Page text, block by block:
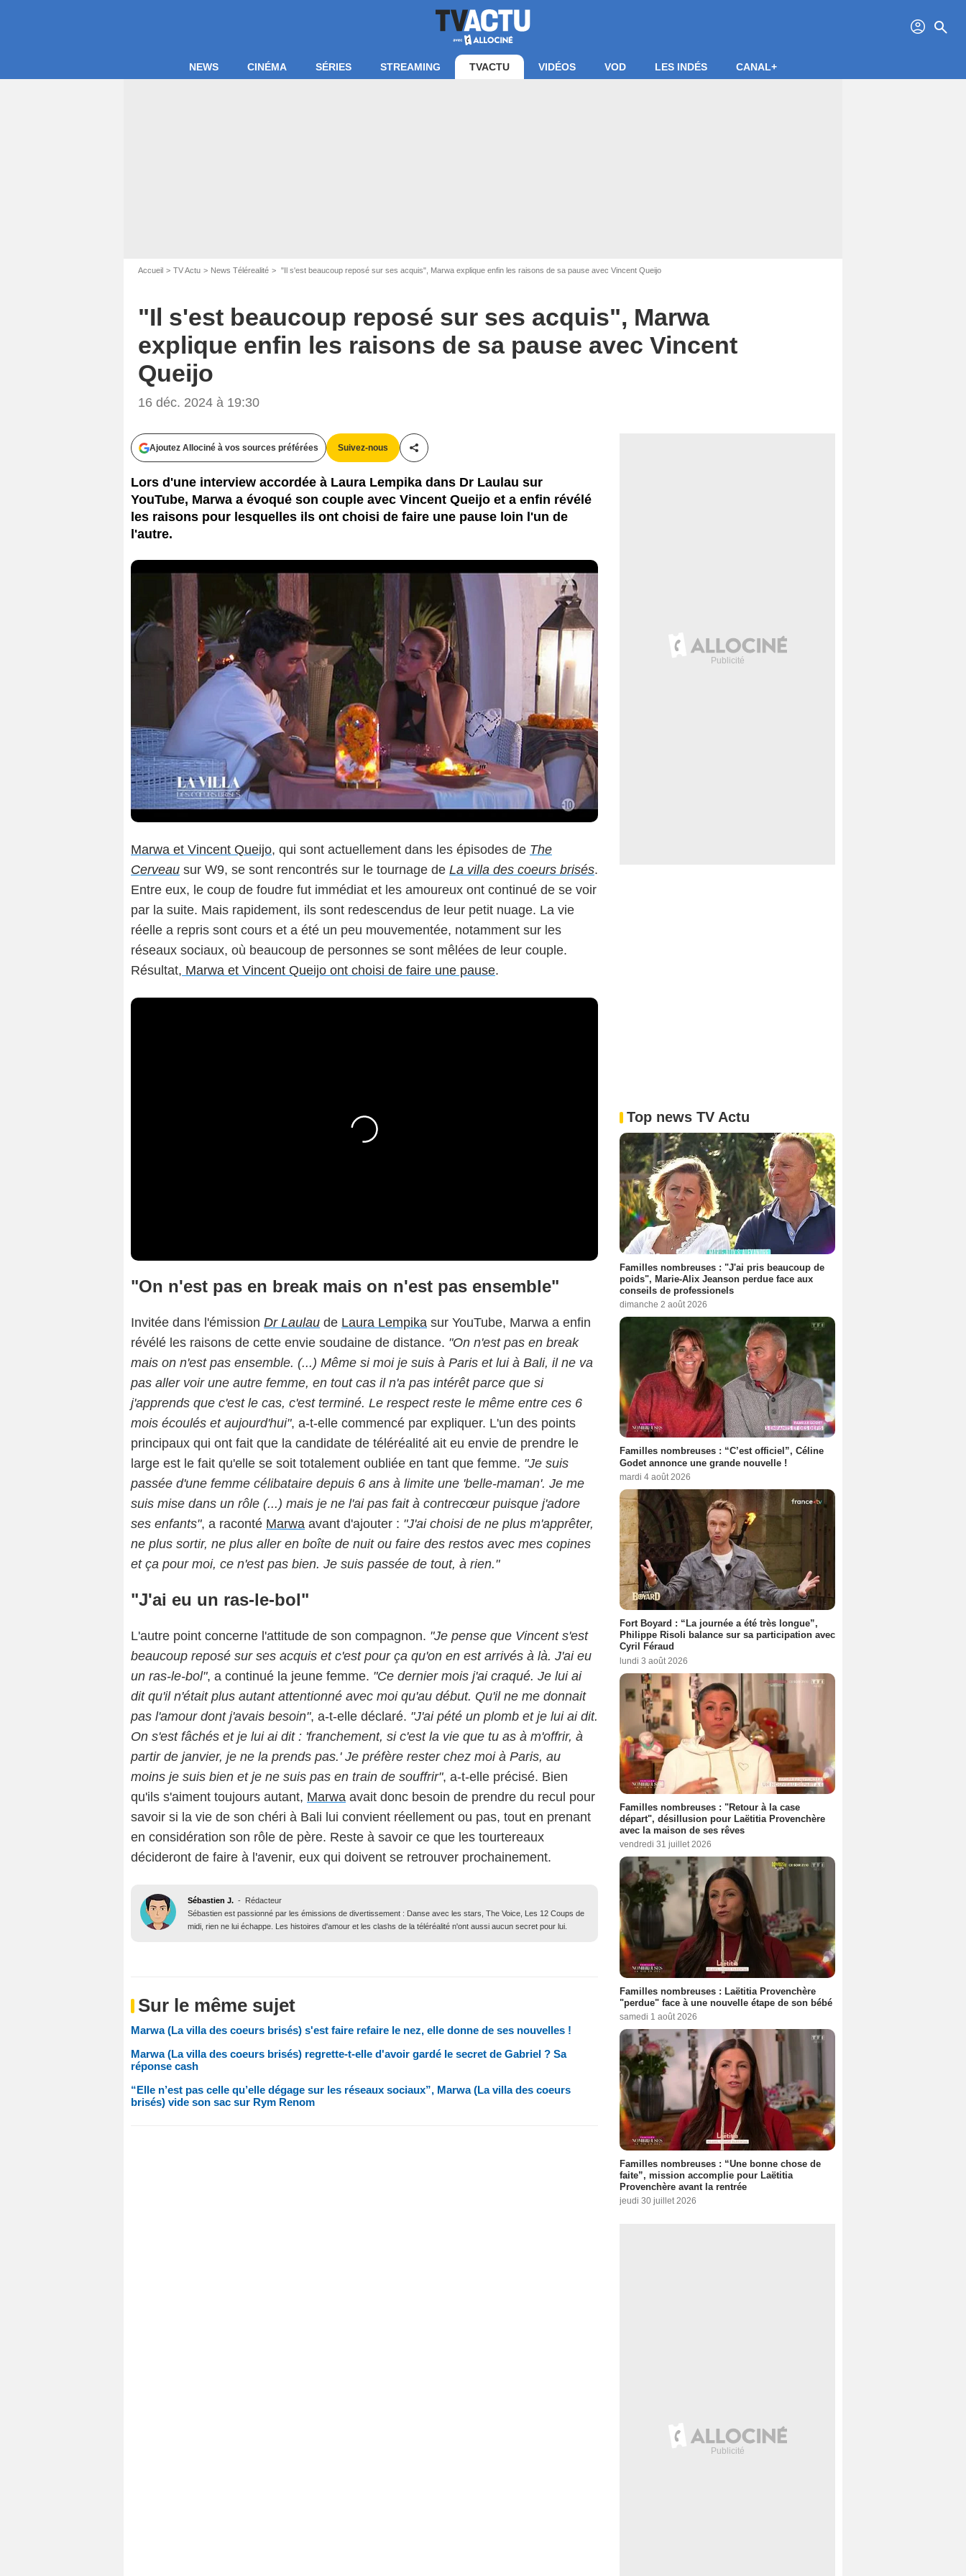
profil search
NEWS CINÉMA SÉRIES STREAMING TVACTU VIDÉOS VOD LES INDÉS CANAL+
Accueil TV Actu News Télérealité "Il s'est beaucoup reposé sur ses acquis", Marwa explique enfin les raisons de sa pause avec Vincent Queijo
"Il s'est beaucoup reposé sur ses acquis", Marwa
explique enfin les raisons de sa pause avec Vincent
Queijo
16 déc. 2024 à 19:30
Ajoutez Allociné à vos sources préférées Suivez-nous
Partager cet article
Lors d'une interview accordée à Laura Lempika dans Dr Laulau sur
YouTube, Marwa a évoqué son couple avec Vincent Queijo et a enfin révélé
les raisons pour lesquelles ils ont choisi de faire une pause loin l'un de
l'autre.
Marwa et Vincent Queijo, qui sont actuellement dans les épisodes de The
Cerveau sur W9, se sont rencontrés sur le tournage de La villa des coeurs brisés.
Entre eux, le coup de foudre fut immédiat et les amoureux ont continué de se voir
par la suite. Mais rapidement, ils sont redescendus de leur petit nuage. La vie
réelle a repris sont cours et a été un peu mouvementée, notamment sur les
réseaux sociaux, où beaucoup de personnes se sont mêlées de leur couple.
Résultat, Marwa et Vincent Queijo ont choisi de faire une pause.
"On n'est pas en break mais on n'est pas ensemble"
Invitée dans l'émission Dr Laulau de Laura Lempika sur YouTube, Marwa a enfin
révélé les raisons de cette envie soudaine de distance. "On n'est pas en break
mais on n'est pas ensemble. (...) Même si moi je suis à Paris et lui à Bali, il ne va
pas aller voir une autre femme, en tout cas il n'a pas intérêt parce que si
j'apprends que c'est le cas, c'est terminé. Le respect reste le même entre ces 6
mois écoulés et aujourd'hui", a-t-elle commencé par expliquer. L'un des points
principaux qui ont fait que la candidate de téléréalité ait eu envie de prendre le
large est le fait qu'elle se soit totalement oubliée en tant que femme. "Je suis
passée d'une femme célibataire depuis 6 ans à limite une 'belle-maman'. Je me
suis mise dans un rôle (...) mais je ne l'ai pas fait à contrecœur puisque j'adore
ses enfants", a raconté Marwa avant d'ajouter : "J'ai choisi de ne plus m'apprêter,
ne plus sortir, ne plus aller en boîte de nuit ou faire des restos avec mes copines
et ça pour moi, ce n'est pas bien. Je suis passée de tout, à rien."
"J'ai eu un ras-le-bol"
L'autre point concerne l'attitude de son compagnon. "Je pense que Vincent s'est
beaucoup reposé sur ses acquis et c'est pour ça qu'on en est arrivés à là. J'ai eu
un ras-le-bol", a continué la jeune femme. "Ce dernier mois j'ai craqué. Je lui ai
dit qu'il n'était plus autant attentionné avec moi qu'au début. Qu'il ne me donnait
pas l'amour dont j'avais besoin", a-t-elle déclaré. "J'ai pété un plomb et je lui ai dit.
On s'est fâchés et je lui ai dit : 'franchement, si c'est la vie que tu as à m'offrir, à
partir de janvier, je ne la prends pas.' Je préfère rester chez moi à Paris, au
moins je suis bien et je ne suis pas en train de souffrir", a-t-elle précisé. Bien
qu'ils s'aiment toujours autant, Marwa avait donc besoin de prendre du recul pour
savoir si la vie de son chéri à Bali lui convient réellement ou pas, tout en prenant
en considération son rôle de père. Reste à savoir ce que les tourtereaux
décideront de faire à l'avenir, eux qui doivent se retrouver prochainement.
Sébastien J. - Rédacteur
Sébastien est passionné par les émissions de divertissement : Danse avec les stars, The Voice, Les 12 Coups de
midi, rien ne lui échappe. Les histoires d'amour et les clashs de la téléréalité n'ont aussi aucun secret pour lui.
Sur le même sujet
Marwa (La villa des coeurs brisés) s'est faire refaire le nez, elle donne de ses nouvelles !
Marwa (La villa des coeurs brisés) regrette-t-elle d'avoir gardé le secret de Gabriel ? Sa
réponse cash
“Elle n’est pas celle qu’elle dégage sur les réseaux sociaux”, Marwa (La villa des coeurs
brisés) vide son sac sur Rym Renom
Top news TV Actu
Familles nombreuses : "J'ai pris beaucoup de
poids", Marie-Alix Jeanson perdue face aux
conseils de professionels
dimanche 2 août 2026
Familles nombreuses : “C’est officiel”, Céline
Godet annonce une grande nouvelle !
mardi 4 août 2026
Fort Boyard : “La journée a été très longue”,
Philippe Risoli balance sur sa participation avec
Cyril Féraud
lundi 3 août 2026
Familles nombreuses : "Retour à la case
départ", désillusion pour Laëtitia Provenchère
avec la maison de ses rêves
vendredi 31 juillet 2026
Familles nombreuses : Laëtitia Provenchère
"perdue" face à une nouvelle étape de son bébé
samedi 1 août 2026
Familles nombreuses : “Une bonne chose de
faite”, mission accomplie pour Laëtitia
Provenchère avant la rentrée
jeudi 30 juillet 2026